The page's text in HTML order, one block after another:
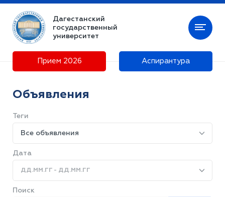
Дагестанский
государственный
университет
Прием 2026 Аспирантура
Объявления
Теги
Все объявления
Дата
ДД.ММ.ГГ - ДД.ММ.ГГ
Поиск